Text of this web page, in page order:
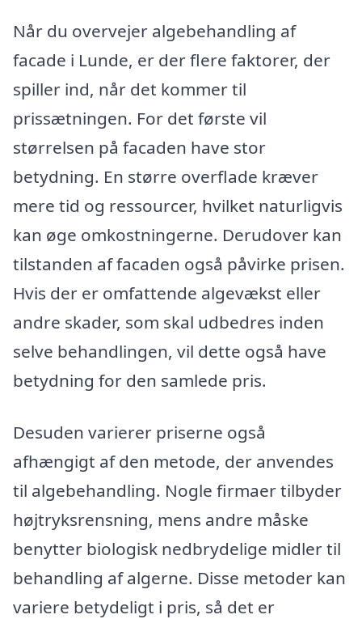
Når du overvejer algebehandling af
facade i Lunde, er der flere faktorer, der
spiller ind, når det kommer til
prissætningen. For det første vil
størrelsen på facaden have stor
betydning. En større overflade kræver
mere tid og ressourcer, hvilket naturligvis
kan øge omkostningerne. Derudover kan
tilstanden af facaden også påvirke prisen.
Hvis der er omfattende algevækst eller
andre skader, som skal udbedres inden
selve behandlingen, vil dette også have
betydning for den samlede pris.
Desuden varierer priserne også
afhængigt af den metode, der anvendes
til algebehandling. Nogle firmaer tilbyder
højtryksrensning, mens andre måske
benytter biologisk nedbrydelige midler til
behandling af algerne. Disse metoder kan
variere betydeligt i pris, så det er